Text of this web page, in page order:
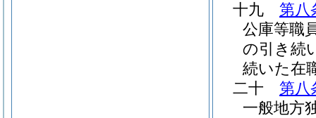
十九
第八
公庫等職
の引き続
続いた在
二十
第八
一般地方